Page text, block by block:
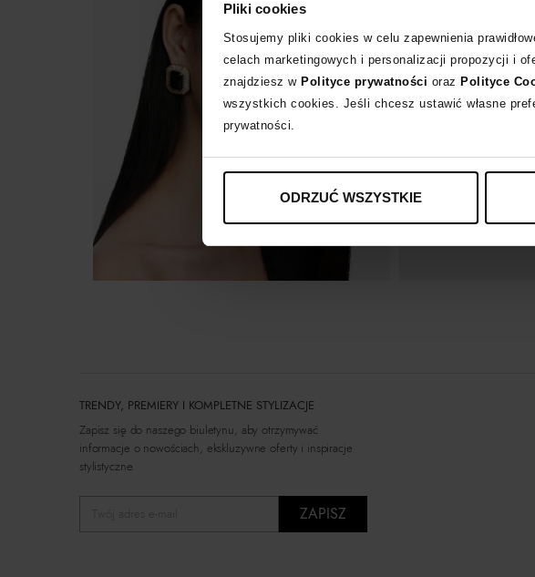
Pliki cookies
Stosujemy pliki cookies w celu zapewnienia
celach marketingowych i personalizacji propozycji i
znajdziesz w Polityce prywatności oraz Polityce
wszystkich cookies. Jeśli chcesz ustawić własne
prywatności.
ODRZUĆ WSZYSTKIE
TRENDY, PREMIERY I KOMPLETNE STYLIZACJE
Zapisz się do naszego biuletynu, aby otrzymywać
informacje o nowościach, ekskluzywne oferty i inspiracje
stylistyczne.
ZAPISZ